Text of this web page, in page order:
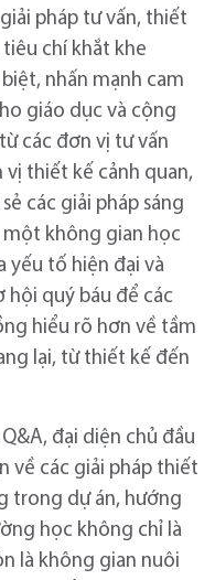
pháp tư vấn, thiết
chí khắt khe
nhấn mạnh cam
giáo dục và cộng
các đơn vị tư vấn
thiết kế cảnh quan,
các giải pháp sáng
không gian học
yếu tố hiện đại và
quý báu để các
hiểu rõ hơn về tầm
lại, từ thiết kế đến
đại diện chủ đầu
về các giải pháp thiết
trong dự án, hướng
học không chỉ là
là không gian nuôi